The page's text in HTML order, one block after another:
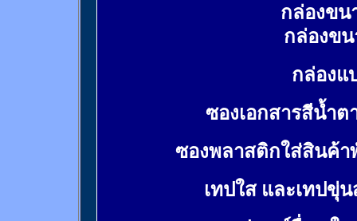
กล่องขน
กล่องข
กล่องแ
ซองเอกสารสีน้ำต
ซองพลาสติกใส่สินค้า
เทปใส และเทปขุ่